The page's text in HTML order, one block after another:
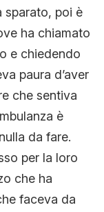
sparato, poi è
ha chiamato
e chiedendo
paura d’aver
che sentiva
è
da fare.
per la loro
che ha
faceva da